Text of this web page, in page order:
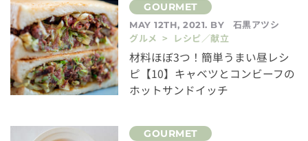
MAY 12TH, 2021. BY
石黒アツシ
グルメ > レシピ／献立
材料ほぼ3つ！簡単うまい昼レシ
ピ【10】キャベツとコンビーフの
ホットサンドイッチ